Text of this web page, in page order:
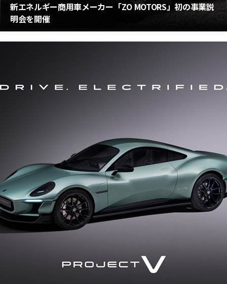
新エネルギー商用車メーカー「ZO MOTORS」初の事業説
明会を開催